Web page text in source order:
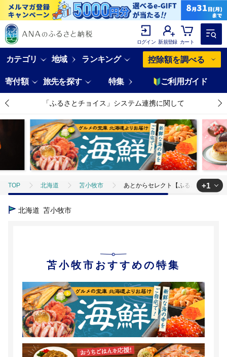
ログイン 新規登録 カート
カテゴリ 地域 ランキング 控除額を調べる
寄付額 旅先を探す 特集 ご利用ガイド
「ふるさとチョイス」システム連携に関して
TOP 北海道 苫小牧市 あとからセレクト【ふるさとギフト
TOP
+1
北海道 苫小牧市
苫小牧市おすすめの特集